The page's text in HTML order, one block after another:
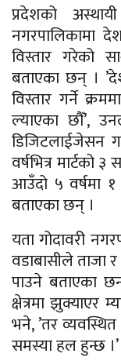
प्रदेशको
नगरपालिकामा
विस्तार गरेको
बताएका छन् ।
विस्तार गर्ने
ल्याएका छौँ’,
डिजिटलाईजेसन
वर्षभित्र मार्टको
आउँदो ५ वर्षमा १
बताएका छन् ।
यता गोदावरी
वडाबासीले ताजा
पाउने बताएका
क्षेत्रमा झुक्याएर
भने, ’तर
समस्या हल हुन्छ ।’